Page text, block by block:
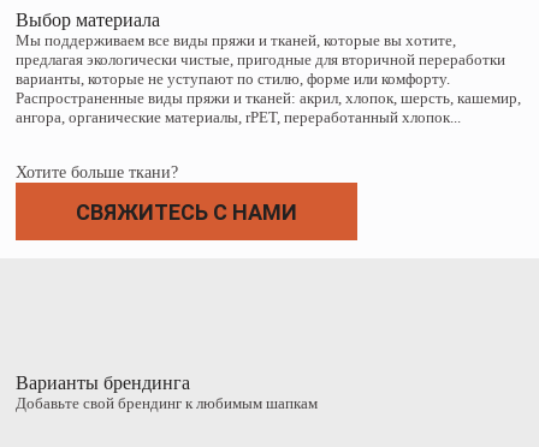
Выбор материала
Мы поддерживаем все виды пряжи и тканей, которые вы хотите,
предлагая экологически чистые, пригодные для вторичной переработки
варианты, которые не уступают по стилю, форме или комфорту.
Распространенные виды пряжи и тканей: акрил, хлопок, шерсть, кашемир,
ангора, органические материалы, rPET, переработанный хлопок...
Хотите больше ткани?
СВЯЖИТЕСЬ С НАМИ
Варианты брендинга
Добавьте свой брендинг к любимым шапкам